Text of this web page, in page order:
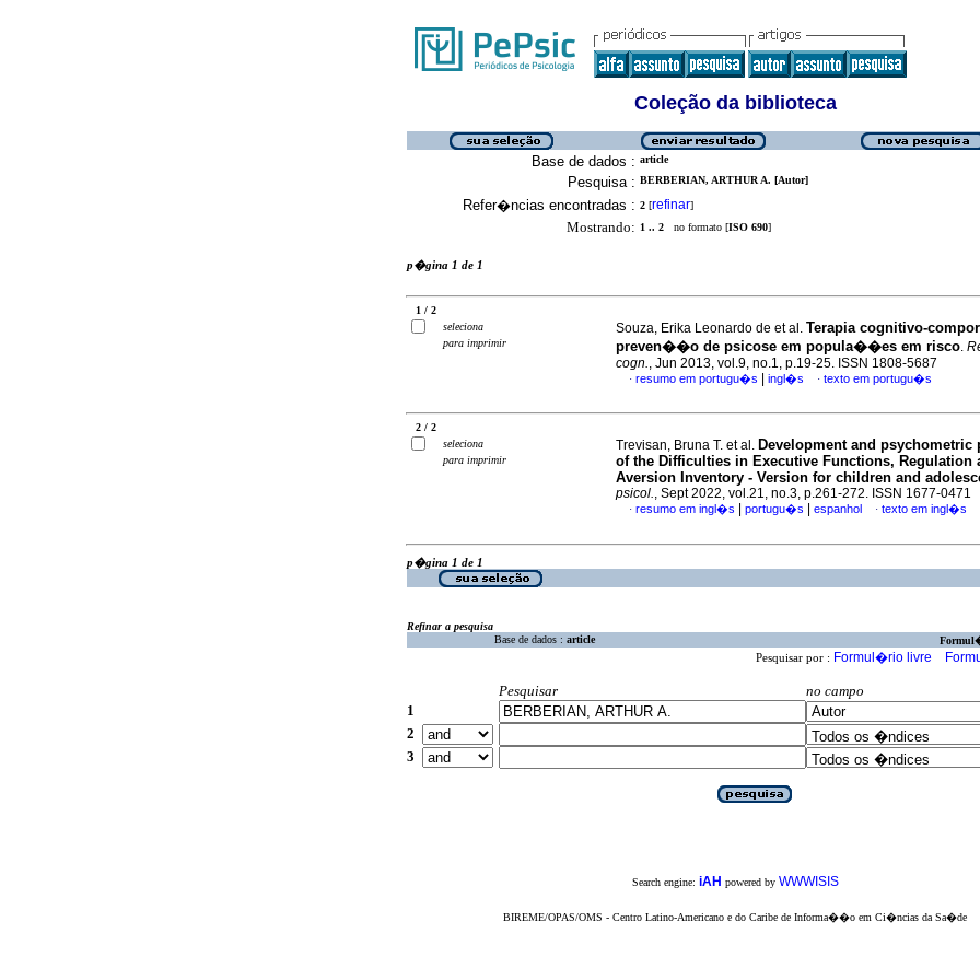
Coleção da biblioteca
Base de dados : article
Pesquisa : BERBERIAN, ARTHUR A. [Autor]
Refer�ncias encontradas : 2 [refinar]
Mostrando: 1 .. 2 no formato [ISO 690]
p�gina 1 de 1
1 / 2
seleciona
para imprimir
Souza, Erika Leonardo de et al. Terapia cognitivo-
preven��o de psicose em popula��es em risco.
cogn., Jun 2013, vol.9, no.1, p.19-25. ISSN 1808-5687
· resumo em portugu�s ingl�s · texto em portugu�s
2 / 2
seleciona
para imprimir
Trevisan, Bruna T. et al. Development and psychometric
of the Difficulties in Executive Functions, Regulation
Aversion Inventory - Version for children and
psicol., Sept 2022, vol.21, no.3, p.261-272. ISSN 1677-0471
· resumo em ingl�s portugu�s espanhol · texto em ingl�s
p�gina 1 de 1
Refinar a pesquisa
Base de dados : article
Pesquisar por : Formul�rio livre
Pesquisar
no campo
1
2
3
Search engine: iAH powered by WWWISIS
BIREME/OPAS/OMS - Centro Latino-Americano e do Caribe de Informa��o em Ci�ncias da Sa�de